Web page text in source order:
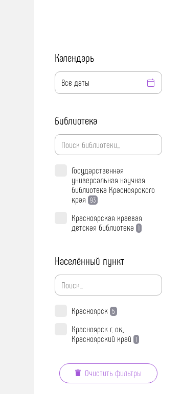
Календарь
Библиотека
Государственная
универсальная научная
библиотека Красноярского
края 93
Красноярская краевая
детская библиотека 1
Населённый пункт
Красноярск 5
Красноярск г. ок.,
Красноярский край 1
Очистить фильтры